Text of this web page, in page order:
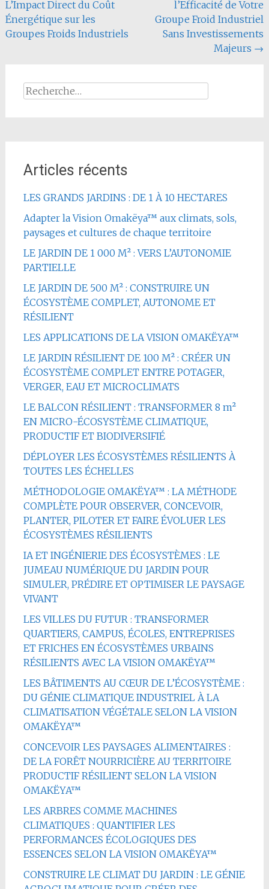
l'article
L’Impact Direct du Coût
Énergétique sur les
Groupes Froids Industriels
l’Efficacité de Votre
Groupe Froid Industriel
Sans Investissements
Majeurs →
Rechercher :
Articles récents
LES GRANDS JARDINS : DE 1 À 10 HECTARES
Adapter la Vision Omakëya™ aux climats, sols,
paysages et cultures de chaque territoire
LE JARDIN DE 1 000 M² : VERS L’AUTONOMIE
PARTIELLE
LE JARDIN DE 500 M² : CONSTRUIRE UN
ÉCOSYSTÈME COMPLET, AUTONOME ET
RÉSILIENT
LES APPLICATIONS DE LA VISION OMAKËYA™
LE JARDIN RÉSILIENT DE 100 M² : CRÉER UN
ÉCOSYSTÈME COMPLET ENTRE POTAGER,
VERGER, EAU ET MICROCLIMATS
LE BALCON RÉSILIENT : TRANSFORMER 8 m²
EN MICRO-ÉCOSYSTÈME CLIMATIQUE,
PRODUCTIF ET BIODIVERSIFIÉ
DÉPLOYER LES ÉCOSYSTÈMES RÉSILIENTS À
TOUTES LES ÉCHELLES
MÉTHODOLOGIE OMAKËYA™ : LA MÉTHODE
COMPLÈTE POUR OBSERVER, CONCEVOIR,
PLANTER, PILOTER ET FAIRE ÉVOLUER LES
ÉCOSYSTÈMES RÉSILIENTS
IA ET INGÉNIERIE DES ÉCOSYSTÈMES : LE
JUMEAU NUMÉRIQUE DU JARDIN POUR
SIMULER, PRÉDIRE ET OPTIMISER LE PAYSAGE
VIVANT
LES VILLES DU FUTUR : TRANSFORMER
QUARTIERS, CAMPUS, ÉCOLES, ENTREPRISES
ET FRICHES EN ÉCOSYSTÈMES URBAINS
RÉSILIENTS AVEC LA VISION OMAKËYA™
LES BÂTIMENTS AU CŒUR DE L’ÉCOSYSTÈME :
DU GÉNIE CLIMATIQUE INDUSTRIEL À LA
CLIMATISATION VÉGÉTALE SELON LA VISION
OMAKËYA™
CONCEVOIR LES PAYSAGES ALIMENTAIRES :
DE LA FORÊT NOURRICIÈRE AU TERRITOIRE
PRODUCTIF RÉSILIENT SELON LA VISION
OMAKËYA™
LES ARBRES COMME MACHINES
CLIMATIQUES : QUANTIFIER LES
PERFORMANCES ÉCOLOGIQUES DES
ESSENCES SELON LA VISION OMAKËYA™
CONSTRUIRE LE CLIMAT DU JARDIN : LE GÉNIE